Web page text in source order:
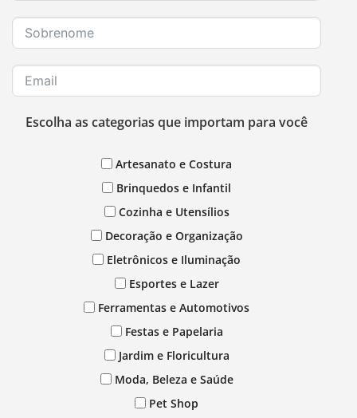
Escolha as categorias que importam para você
Artesanato e Costura
Brinquedos e Infantil
Cozinha e Utensílios
Decoração e Organização
Eletrônicos e Iluminação
Esportes e Lazer
Ferramentas e Automotivos
Festas e Papelaria
Jardim e Floricultura
Moda, Beleza e Saúde
Pet Shop